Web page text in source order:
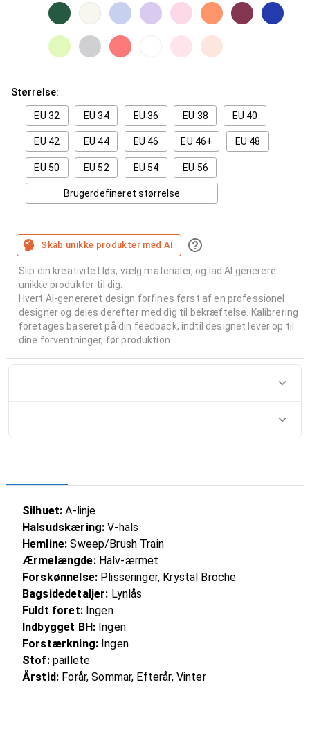
Størrelse:
EU 32 EU 34 EU 36 EU 38 EU 40
EU 42 EU 44 EU 46 EU 46+ EU 48
EU 50 EU 52 EU 54 EU 56
Brugerdefineret størrelse
Skab unikke produkter med AI
Slip din kreativitet løs, vælg materialer, og lad AI generere
unikke produkter til dig.
Hvert AI-genereret design forfines først af en professionel
designer og deles derefter med dig til bekræftelse. Kalibrering
foretages baseret på din feedback, indtil designet lever op til
dine forventninger, før produktion.
Silhuet: A-linje
Halsudskæring: V-hals
Hemline: Sweep/Brush Train
Ærmelængde:Halv-ærmet
Forskønnelse:Plisseringer, Krystal Broche
Bagsidedetaljer: Lynlås
Fuldt foret:Ingen
Indbygget BH:Ingen
Forstærkning:Ingen
Stof:paillete
Årstid: Forår, Sommar, Efterår, Vinter